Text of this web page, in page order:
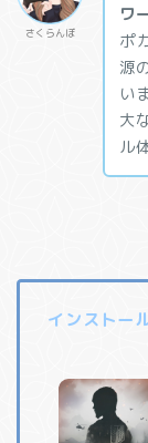
さくらんぼ
ワ
ポ
源
い
大
ル
インストー